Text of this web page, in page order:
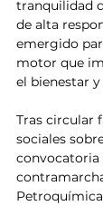
tranquilidad
de alta
emergido
motor que
el bienestar
​Tras circular
sociales
convocatoria